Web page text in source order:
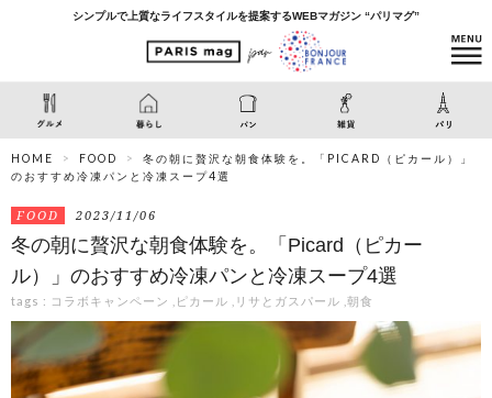
シンプルで上質なライフスタイルを提案するWEBマガジン “パリマグ”
HOME FOOD
冬の朝に贅沢な朝食体験を。「PICARD（ピカール）」
のおすすめ冷凍パンと冷凍スープ4選
FOOD 2023/11/06
冬の朝に贅沢な朝食体験を。「Picard（ピカー
ル）」のおすすめ冷凍パンと冷凍スープ4選
tags : コラボキャンペーン ピカール リサとガスパール 朝食